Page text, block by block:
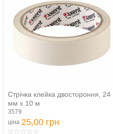
Стрічка клейка двостороння, 24
мм х 10 м
3579
ціна 25,00 грн